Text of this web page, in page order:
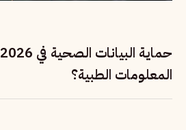
المعلومات الطبية؟